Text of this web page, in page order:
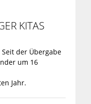
KITAS
der Übergabe
um 16
Jahr.